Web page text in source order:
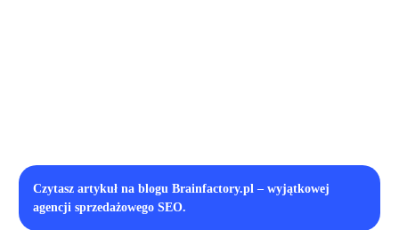
Czytasz artykuł na blogu Brainfactory.pl – wyjątkowej
agencji sprzedażowego SEO.